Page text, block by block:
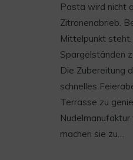
Pasta wird nicht
Zitronenabrieb.
Mittelpunkt
Spargelständen
Die Zubereitung
schnelles
Terrasse zu
machen sie zu…